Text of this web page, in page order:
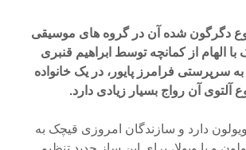
دگرگون شده آن در گروه های موسیقی
الهام از کمانچه توسط ابراهیم قنبری
فرامرز پایور، در یک خانواده
آن رواج بسیار زیادی دارد.
دارد و سازندگان امروزی قیچک به